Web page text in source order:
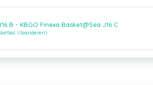
B - KBGO Finexa Basket@Sea J16 C
Vlaanderen)